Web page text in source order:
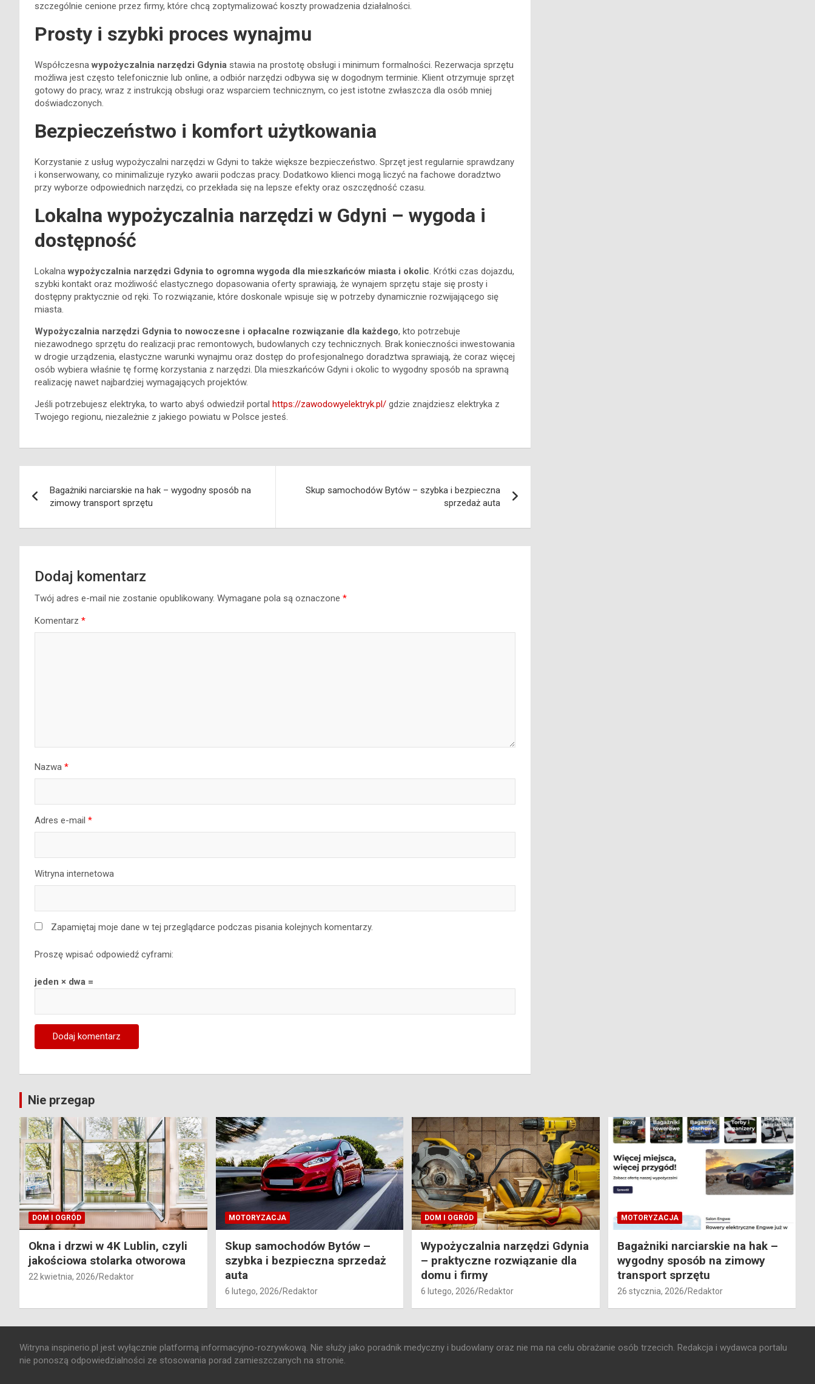
szczególnie cenione przez firmy, które chcą zoptymalizować koszty prowadzenia działalności.
Prosty i szybki proces wynajmu
Współczesna wypożyczalnia narzędzi Gdynia stawia na prostotę obsługi i minimum formalności. Rezerwacja sprzętu
możliwa jest często telefonicznie lub online, a odbiór narzędzi odbywa się w dogodnym terminie. Klient otrzymuje sprzęt
gotowy do pracy, wraz z instrukcją obsługi oraz wsparciem technicznym, co jest istotne zwłaszcza dla osób mniej
doświadczonych.
Bezpieczeństwo i komfort użytkowania
Korzystanie z usług wypożyczalni narzędzi w Gdyni to także większe bezpieczeństwo. Sprzęt jest regularnie sprawdzany
i konserwowany, co minimalizuje ryzyko awarii podczas pracy. Dodatkowo klienci mogą liczyć na fachowe doradztwo
przy wyborze odpowiednich narzędzi, co przekłada się na lepsze efekty oraz oszczędność czasu.
Lokalna wypożyczalnia narzędzi w Gdyni – wygoda i
dostępność
Lokalna wypożyczalnia narzędzi Gdynia to ogromna wygoda dla mieszkańców miasta i okolic. Krótki czas dojazdu,
szybki kontakt oraz możliwość elastycznego dopasowania oferty sprawiają, że wynajem sprzętu staje się prosty i
dostępny praktycznie od ręki. To rozwiązanie, które doskonale wpisuje się w potrzeby dynamicznie rozwijającego się
miasta.
Wypożyczalnia narzędzi Gdynia to nowoczesne i opłacalne rozwiązanie dla każdego, kto potrzebuje
niezawodnego sprzętu do realizacji prac remontowych, budowlanych czy technicznych. Brak konieczności inwestowania
w drogie urządzenia, elastyczne warunki wynajmu oraz dostęp do profesjonalnego doradztwa sprawiają, że coraz więcej
osób wybiera właśnie tę formę korzystania z narzędzi. Dla mieszkańców Gdyni i okolic to wygodny sposób na sprawną
realizację nawet najbardziej wymagających projektów.
Jeśli potrzebujesz elektryka, to warto abyś odwiedził portal https://zawodowyelektryk.pl/ gdzie znajdziesz elektryka z
Twojego regionu, niezależnie z jakiego powiatu w Polsce jesteś.
wpisu
Bagażniki narciarskie na hak – wygodny sposób na
zimowy transport sprzętu
Skup samochodów Bytów – szybka i bezpieczna
sprzedaż auta
Dodaj komentarz
Twój adres e-mail nie zostanie opublikowany. Wymagane pola są oznaczone *
Komentarz *
Nazwa *
Adres e-mail *
Witryna internetowa
Zapamiętaj moje dane w tej przeglądarce podczas pisania kolejnych komentarzy.
Proszę wpisać odpowiedź cyframi:
jeden × dwa =
Nie przegap
DOM I OGRÓD
Okna i drzwi w 4K Lublin, czyli
jakościowa stolarka otworowa
22 kwietnia, 2026 Redaktor
MOTORYZACJA
Skup samochodów Bytów –
szybka i bezpieczna sprzedaż
auta
6 lutego, 2026 Redaktor
DOM I OGRÓD
Wypożyczalnia narzędzi Gdynia
– praktyczne rozwiązanie dla
domu i firmy
6 lutego, 2026 Redaktor
MOTORYZACJA
Bagażniki narciarskie na hak –
wygodny sposób na zimowy
transport sprzętu
26 stycznia, 2026 Redaktor
Witryna inspinerio.pl jest wyłącznie platformą informacyjno-rozrywkową. Nie służy jako poradnik medyczny i budowlany oraz nie ma na celu obrażanie osób trzecich. Redakcja i wydawca portalu
nie ponoszą odpowiedzialności ze stosowania porad zamieszczanych na stronie.